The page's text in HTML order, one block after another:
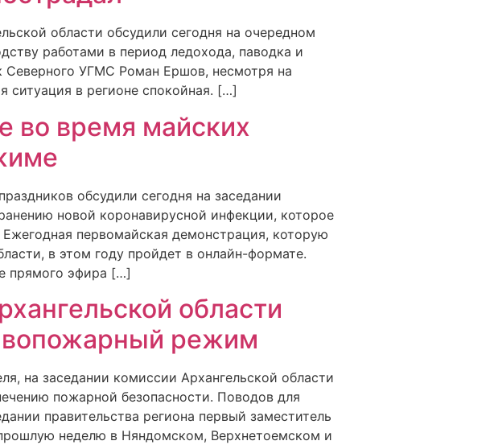
области обсудили сегодня на очередном
работами в период ледохода, паводка и
Северного УГМС Роман Ершов, несмотря на
ситуация в регионе спокойная. […]
во время майских
обсудили сегодня на заседании
новой коронавирусной инфекции, которое
первомайская демонстрация, которую
в этом году пройдет в онлайн-формате.
прямого эфира […]
области
режим
на заседании комиссии Архангельской области
пожарной безопасности. Поводов для
правительства региона первый заместитель
неделю в Няндомском, Верхнетоемском и